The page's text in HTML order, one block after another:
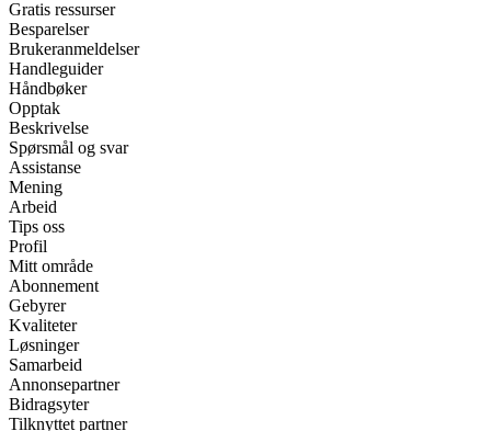
Gratis ressurser
Besparelser
Brukeranmeldelser
Handleguider
Håndbøker
Opptak
Beskrivelse
Spørsmål og svar
Assistanse
Mening
Arbeid
Tips oss
Profil
Mitt område
Abonnement
Gebyrer
Kvaliteter
Løsninger
Samarbeid
Annonsepartner
Bidragsyter
Tilknyttet partner